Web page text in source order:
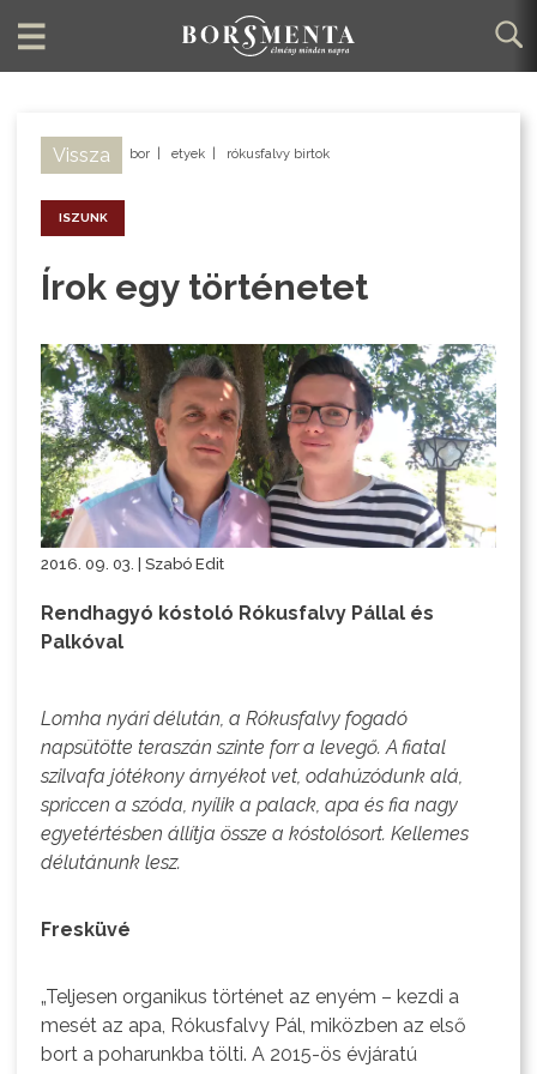
Vissza bor etyek rókusfalvy birtok
ISZUNK
Írok egy történetet
2016. 09. 03. | Szabó Edit
Rendhagyó kóstoló Rókusfalvy Pállal és
Palkóval
Lomha nyári délután, a Rókusfalvy fogadó
napsütötte teraszán szinte forr a levegő. A fiatal
szilvafa jótékony árnyékot vet, odahúzódunk alá,
spriccen a szóda, nyílik a palack, apa és fia nagy
egyetértésben állítja össze a kóstolósort. Kellemes
délutánunk lesz.
Fresküvé
„Teljesen organikus történet az enyém – kezdi a
mesét az apa, Rókusfalvy Pál, miközben az első
bort a poharunkba tölti. A 2015-ös évjáratú